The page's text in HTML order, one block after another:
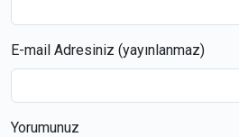
E-mail Adresiniz (yayınlanmaz)
Yorumunuz